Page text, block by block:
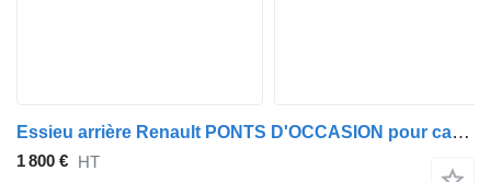
Essieu arrière Renault PONTS D'OCCASION pour camion Renault MIDLUM - PREMIUM - D - T
1 800 € HT